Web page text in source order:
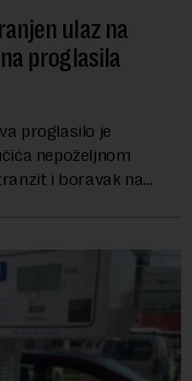
ulaz na
proglasila
proglasilo je
nepoželjnom
i boravak na